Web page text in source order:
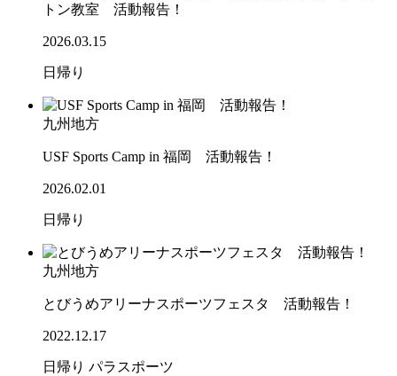
トン教室 活動報告！
2026.03.15
日帰り
九州地方
USF Sports Camp in 福岡 活動報告！
2026.02.01
日帰り
九州地方
とびうめアリーナスポーツフェスタ 活動報告！
2022.12.17
日帰り パラスポーツ